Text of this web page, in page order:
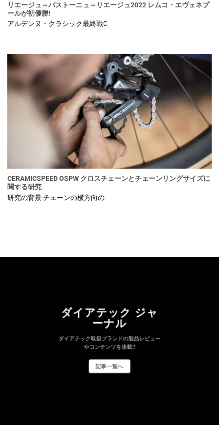
リエージュ～バストーニュ～リエージュ2022 レムコ・エヴェネプ
ールが初優勝!
アルデンヌ・クラシック最終戦C
CERAMICSPEED OSPW クロスチェーンとチェーンリングサイズに
関する研究
研究の背景 チェーンの横方向の
ダイアテック ジャ
ーナル
ダイアテック取扱ブランドの製品レビュー
やコンテンツを連載!!
記事一覧へ